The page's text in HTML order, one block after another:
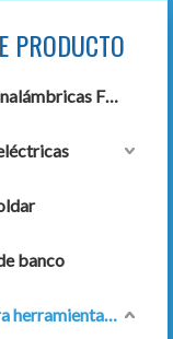
PRODUCTO
Herramientas inalámbricas F20+
banco
Accesorios para herramientas eléctricas